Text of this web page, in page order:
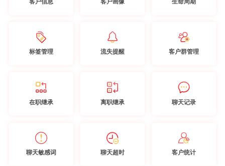
标签管理 流失提醒 客户群管理
在职继承 离职继承 聊天记录
聊天敏感词 聊天超时 客户统计